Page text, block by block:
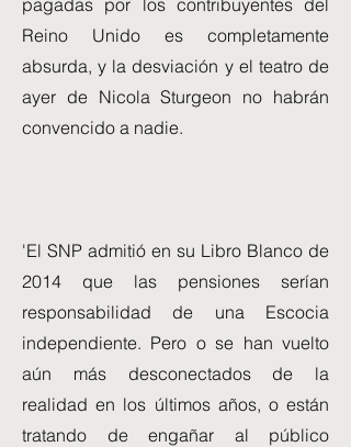
pagadas por los contribuyentes del
Reino Unido es completamente
absurda, y la desviación y el teatro de
ayer de Nicola Sturgeon no habrán
convencido a nadie.
'El SNP admitió en su Libro Blanco de
2014 que las pensiones serían
responsabilidad de una Escocia
independiente. Pero o se han vuelto
aún más desconectados de la
realidad en los últimos años, o están
tratando de engañar al público